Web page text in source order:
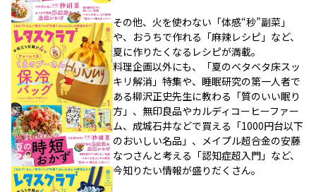
その他、火を使わない「体感“秒”副菜」
や、おうちで作れる「麻辣レシピ」など、
夏に作りたくなるレシピが満載。
料理企画以外にも、「夏のベタベタ床スッ
キリ解消」特集や、睡眠研究の第一人者で
ある柳沢正史先生に教わる「質のいい眠り
方」、無印良品やカルディコーヒーファー
ム、成城石井などで買える「1000円台以下
のおいしい名品」、メイプル超合金の安藤
なつさんと考える「認知症超入門」など、
今知りたい情報が盛りだくさん。